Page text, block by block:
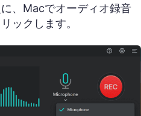
、Macでオーディオ録音
ックします。